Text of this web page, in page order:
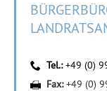
Tel.:+49 (0)
Fax:+49 (0)